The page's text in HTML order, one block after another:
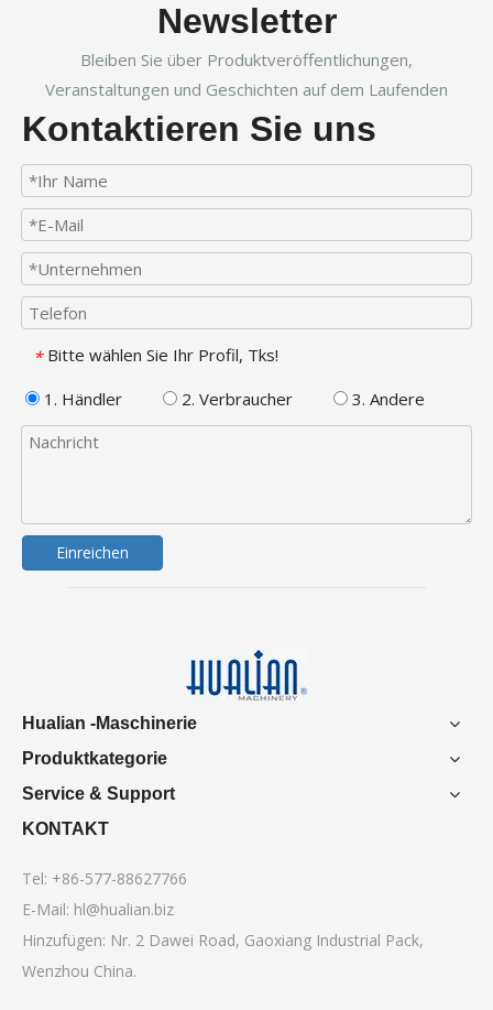
Newsletter
Bleiben Sie über Produktveröffentlichungen,
Veranstaltungen und Geschichten auf dem Laufenden
Kontaktieren Sie uns
* Bitte wählen Sie Ihr Profil, Tks!
1. Händler
2. Verbraucher 3. Andere
Einreichen
Hualian -Maschinerie
Produktkategorie
Service & Support
KONTAKT
Tel: +86-577-88627766
E-Mail: hl@hualian.biz
Hinzufügen: Nr. 2 Dawei Road, Gaoxiang Industrial Pack,
Wenzhou China.